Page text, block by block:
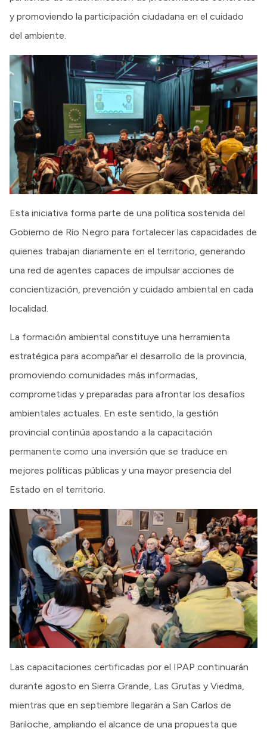
y promoviendo la participación ciudadana en el cuidado
del ambiente.
Esta iniciativa forma parte de una política sostenida del
Gobierno de Río Negro para fortalecer las capacidades de
quienes trabajan diariamente en el territorio, generando
una red de agentes capaces de impulsar acciones de
concientización, prevención y cuidado ambiental en cada
localidad.
La formación ambiental constituye una herramienta
estratégica para acompañar el desarrollo de la provincia,
promoviendo comunidades más informadas,
comprometidas y preparadas para afrontar los desafíos
ambientales actuales. En este sentido, la gestión
provincial continúa apostando a la capacitación
permanente como una inversión que se traduce en
mejores políticas públicas y una mayor presencia del
Estado en el territorio.
Las capacitaciones certificadas por el IPAP continuarán
durante agosto en Sierra Grande, Las Grutas y Viedma,
mientras que en septiembre llegarán a San Carlos de
Bariloche, ampliando el alcance de una propuesta que